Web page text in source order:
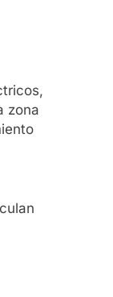
zona